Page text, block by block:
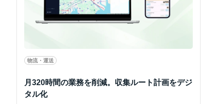
物流・運送
月320時間の業務を削減。収集ルート計画をデジ
タル化